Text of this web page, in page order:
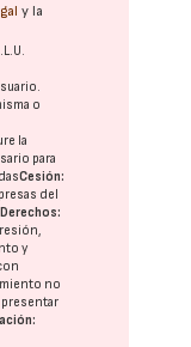
y la
o
la
para
Cesión:
del
Derechos:
y
no
presentar